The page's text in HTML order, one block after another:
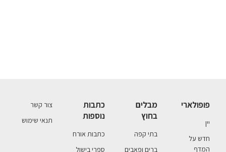
פופולארי
יין
חדש על
המדף
מבלים
בחוץ
בתי קפה
ברים ופאבים
כתבות
נוספות
כתבות אורח
ספרי בישול
צור קשר
תנאי שימוש